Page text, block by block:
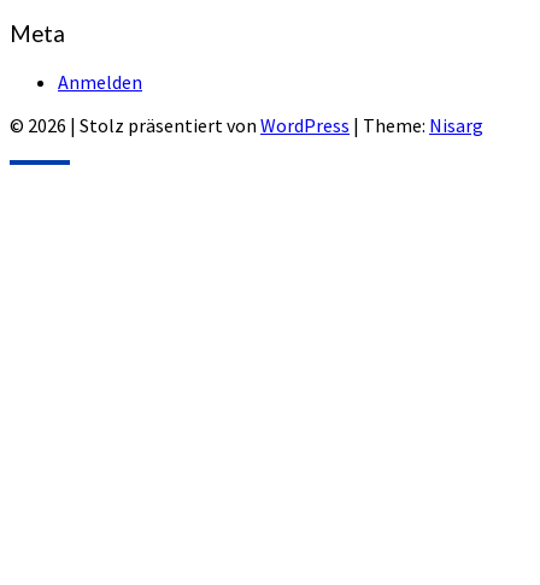
Meta
Anmelden
© 2026 | Stolz präsentiert von WordPress | Theme: Nisarg